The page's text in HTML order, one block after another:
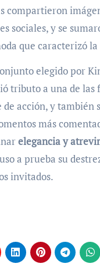
compartieron
sociales, y se
que caracterizó
elegido por
tributo a una de las
de acción, y también
más
elegancia y
a prueba su
invitados.